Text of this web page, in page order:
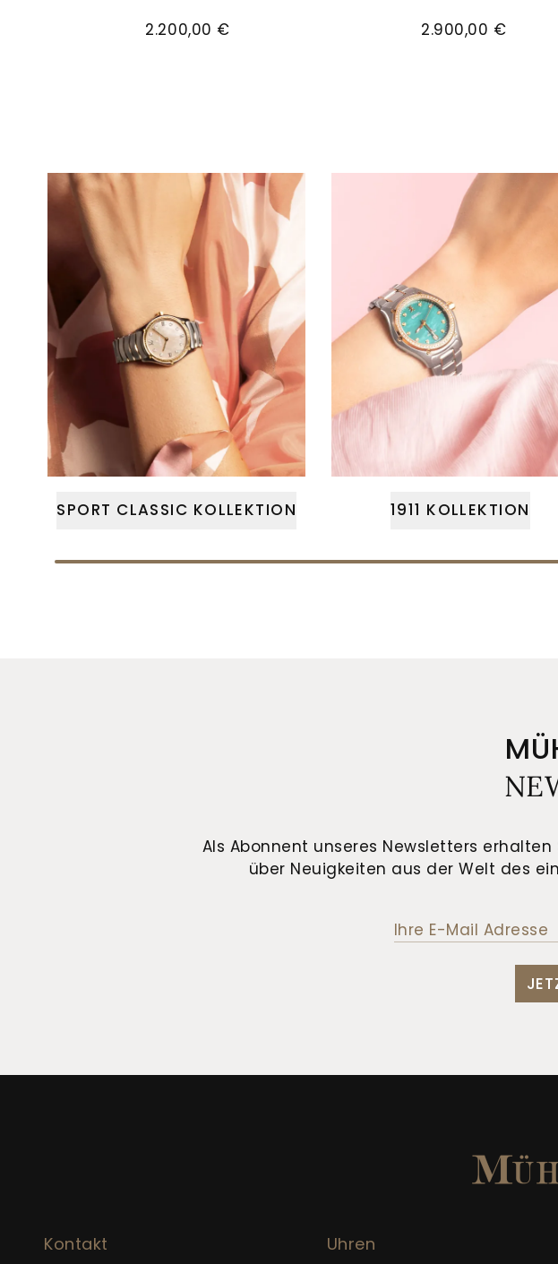
2.200,00 €
2.900,00 €
SPORT CLASSIC KOLLEKTION 1911 KOLLEKTION
Als Abonnent unseres Newsletters
über Neuigkeiten aus der Welt des
Kontakt Uhren